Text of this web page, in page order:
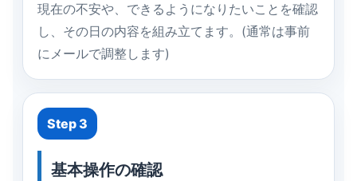
現在の不安や、できるようになりたいことを確認
し、その日の内容を組み立てます。(通常は事前
にメールで調整します)
Step 3
基本操作の確認